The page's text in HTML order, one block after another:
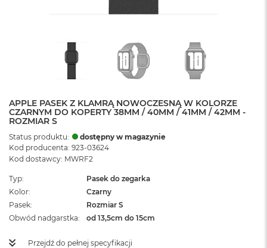
APPLE PASEK Z KLAMRĄ NOWOCZESNĄ W KOLORZE
CZARNYM DO KOPERTY 38MM / 40MM / 41MM / 42MM -
ROZMIAR S
Status produktu:
dostępny w magazynie
Kod producenta: 923-03624
Kod dostawcy: MWRF2
Typ
Pasek do zegarka
Kolor
Czarny
Pasek
Rozmiar S
Obwód nadgarstka
od 13,5cm do 15cm
Przejdź do pełnej specyfikacji